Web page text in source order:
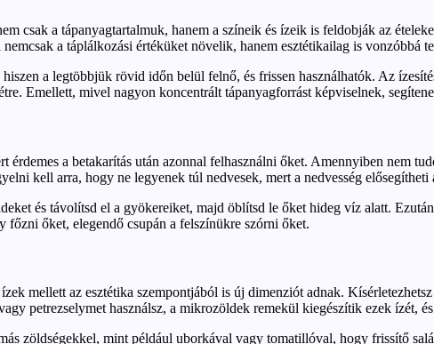
csak a tápanyagtartalmuk, hanem a színeik és ízeik is feldobják az
a táplálkozási értéküket növelik, hanem esztétikailag is vonzóbbá
a legtöbbjük rövid időn belül felnő, és frissen használhatók. Az
Emellett, mivel nagyon koncentrált tápanyagforrást képviselnek,
a betakarítás után azonnal felhasználni őket. Amennyiben nem
kell arra, hogy ne legyenek túl nedvesek, mert a nedvesség elősegítheti
és távolítsd el a gyökereiket, majd öblítsd le őket hideg víz alatt.
őket, elegendő csupán a felszínükre szórni őket.
mellett az esztétika szempontjából is új dimenziót adnak.
petrezselymet használsz, a mikrozöldek remekül kiegészítik ezek ízét,
zöldségekkel, mint például uborkával vagy tomatillóval, hogy frissítő